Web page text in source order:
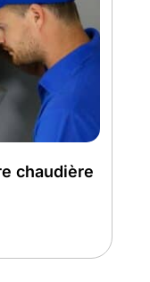
chaudière